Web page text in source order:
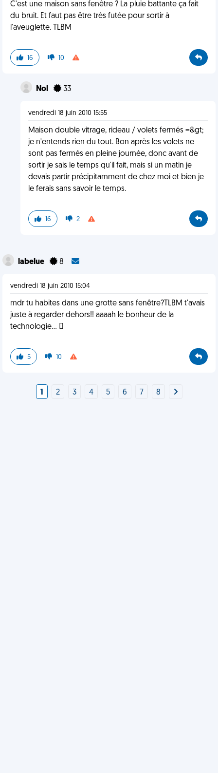
C'est une maison sans fenêtre ? La pluie battante ça fait
du bruit. Et faut pas être très futée pour sortir à
l'aveuglette. TLBM
16 10
Nol 33
vendredi 18 juin 2010 15:55
Maison double vitrage, rideau / volets fermés =&gt;
je n'entends rien du tout. Bon après les volets ne
sont pas fermés en pleine journée, donc avant de
sortir je sais le temps qu'il fait, mais si un matin je
devais partir précipitamment de chez moi et bien je
le ferais sans savoir le temps.
16 2
labelue 8
vendredi 18 juin 2010 15:04
mdr tu habites dans une grotte sans fenêtre?TLBM t'avais
juste à regarder dehors!! aaaah le bonheur de la
technologie... 
5 10
1 2 3 4 5 6 7 8